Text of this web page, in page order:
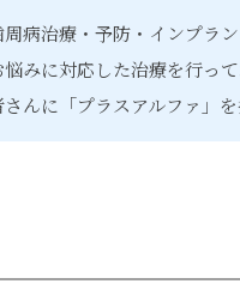
病治療・予防・インプラ
みに対応した治療を行っ
んに「プラスアルファ」